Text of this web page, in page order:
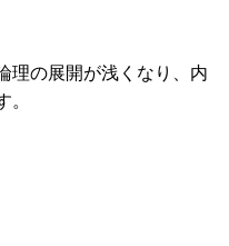
理の展開が浅くなり、内
。